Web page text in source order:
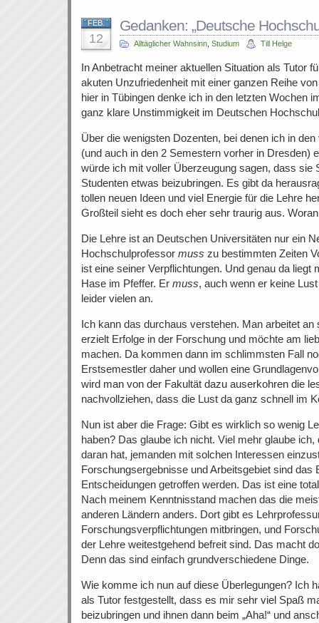
FEB.
12
Gedanken: „Deutsche
Alltäglicher Wahnsinn Studium Till Helge
In Anbetracht meiner aktuellen Situation als Tutor
akuten Unzufriedenheit mit einer ganzen Reihe
hier in Tübingen denke ich in den letzten Wochen
ganz klare Unstimmigkeit im Deutschen
Über die wenigsten Dozenten, bei denen ich in
(und auch in den 2 Semestern vorher in Dresden)
würde ich mit voller Überzeugung sagen, dass sie
Studenten etwas beizubringen. Es gibt da
tollen neuen Ideen und viel Energie für die Lehre
Großteil sieht es doch eher sehr traurig aus.
Die Lehre ist an Deutschen Universitäten nur ein
Hochschulprofessor muss zu bestimmten Zeiten
ist eine seiner Verpflichtungen. Und genau da liegt
Hase im Pfeffer. Er muss, auch wenn er keine
leider vielen an.
Ich kann das durchaus verstehen. Man arbeitet an
erzielt Erfolge in der Forschung und möchte am
machen. Da kommen dann im schlimmsten Fall
Erstsemestler daher und wollen eine
wird man von der Fakultät dazu auserkohren die
nachvollziehen, dass die Lust da ganz schnell im
Nun ist aber die Frage: Gibt es wirklich so wenig
haben? Das glaube ich nicht. Viel mehr glaube
daran hat, jemanden mit solchen Interessen
Forschungsergebnisse und Arbeitsgebiet sind das
Entscheidungen getroffen werden. Das ist eine
Nach meinem Kenntnisstand machen das die
anderen Ländern anders. Dort gibt es
Forschungsverpflichtungen mitbringen, und
der Lehre weitestgehend befreit sind. Das macht
Denn das sind einfach grundverschiedene Dinge.
Wie komme ich nun auf diese Überlegungen? Ich
als Tutor festgestellt, dass es mir sehr viel Spaß
beizubringen und ihnen dann beim „Aha!“ und